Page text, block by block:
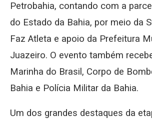
Petrobahia, contando com a
do Estado da Bahia, por meio da
Faz Atleta e apoio da Prefeitura
Juazeiro. O evento também
Marinha do Brasil, Corpo de
Bahia e Polícia Militar da Bahia.
Um dos grandes destaques da